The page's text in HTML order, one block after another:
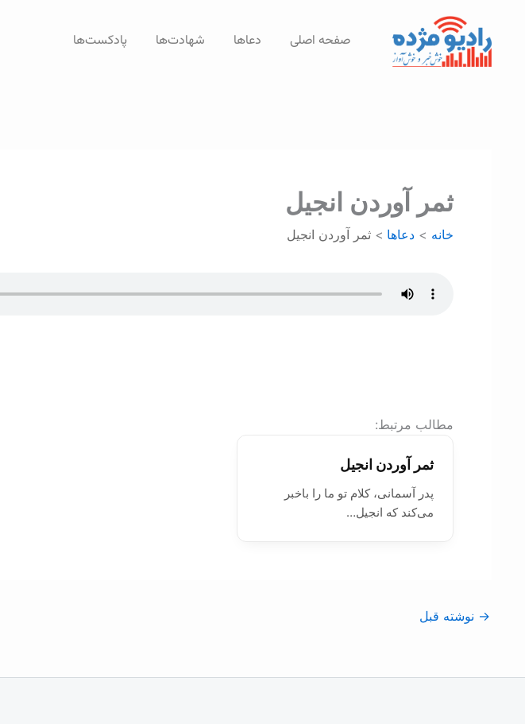
پادکست‌ها شهادت‌ها دعاها صفحه اصلی
ثمر آوردن انجيل
خانه دعاها ثمر آوردن انجيل
:مطالب مرتبط
ثمر آوردن انجيل
پدر آسمانی، کلام تو ما را باخبر
می‌کند که انجیل…
→ نوشته قبل